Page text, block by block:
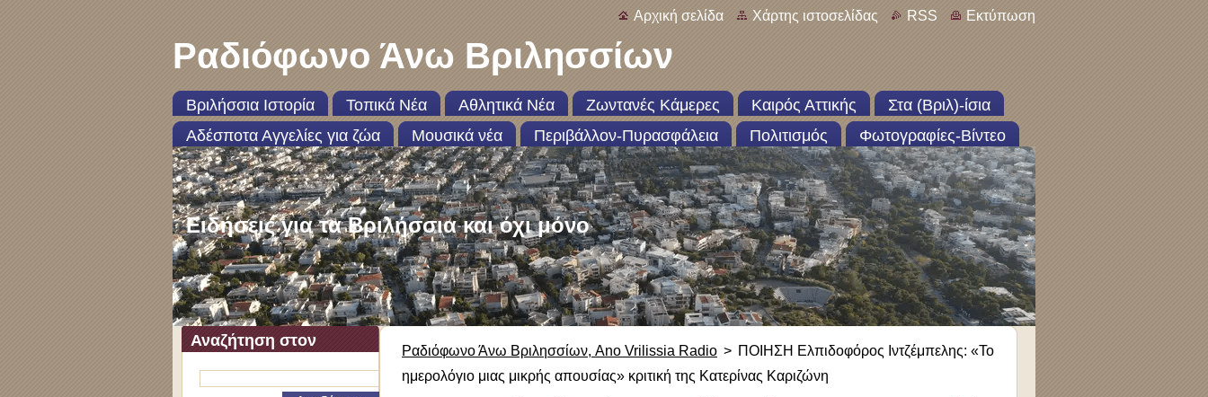
Αρχική σελίδα Χάρτης ιστοσελίδας RSS Εκτύπωση
Ραδιόφωνο Άνω Βριλησσίων
Βριλήσσια Ιστορία Τοπικά Νέα Αθλητικά Νέα Ζωντανές Κάμερες Καιρός Αττικής
Στα (Βριλ)-ίσια
Αδέσποτα Αγγελίες για ζώα
Μουσικά νέα Περιβάλλον-Πυρασφάλεια Πολιτισμός Φωτογραφίες-Βίντεο
Ειδήσεις για τα Βριλήσσια και όχι μόνο
Αναζήτηση στον
ιστότοπο
Ραδιόφωνο Άνω Βριλησσίων, Ano Vrilissia Radio > ΠΟΙΗΣΗ Ελπιδοφόρος Ιντζέμπελης: «Το
ημερολόγιο μιας μικρής απουσίας» κριτική της Κατερίνας Καριζώνη